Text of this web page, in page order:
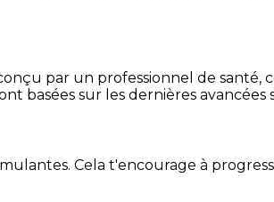
par un professionnel de santé,
basées sur les dernières
Cela t'encourage à